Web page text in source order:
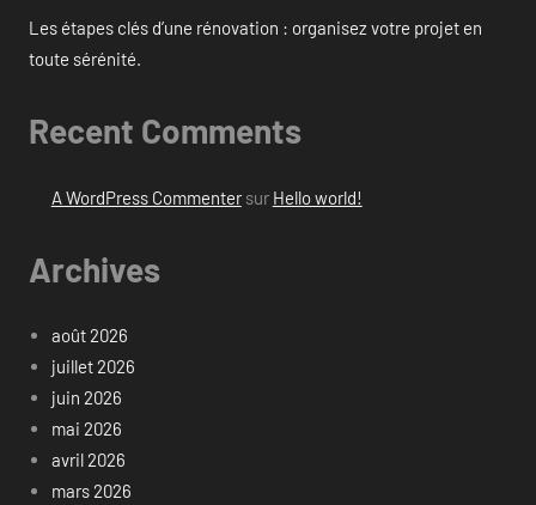
Les étapes clés d’une rénovation : organisez votre projet en
toute sérénité.
Recent Comments
A WordPress Commentersur Hello world!
Archives
août 2026
juillet 2026
juin 2026
mai 2026
avril 2026
mars 2026